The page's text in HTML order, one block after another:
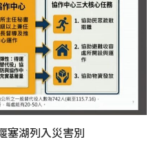
塞湖列入災害別